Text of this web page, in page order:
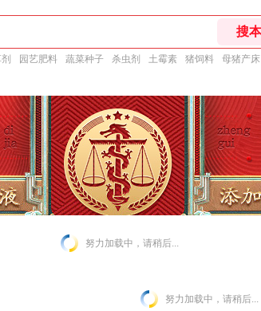
园艺肥料 蔬菜种子 杀虫剂 土霉素 猪饲料 母猪产床
努力加载中，请稍后...
努力加载中，请稍后...